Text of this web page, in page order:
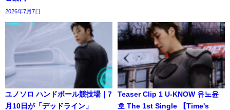
2026年7月7日
ユノソロ ハンドボール競技場｜7
月10日が「デッドライン」
Teaser Clip 1 U-KNOW 유노윤
호 The 1st Single 【Time's